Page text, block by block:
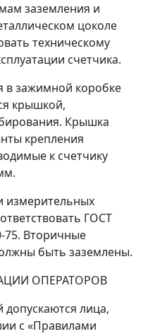
заземления и
цоколе
техническому
счетчика.
в зажимной коробке
крышкой,
Крышка
крепления
к счетчику
измерительных
ГОСТ
75. Вторичные
быть заземлены.
ОПЕРАТОРОВ
лица,
с «Правилами